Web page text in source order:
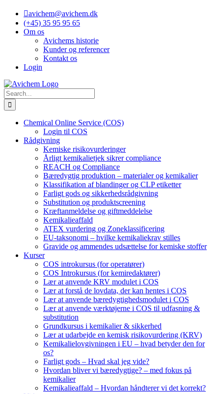
Skip
content
avichem@avichem.dk
(+45) 35 95 95 65
Om os
Avichems historie
Kunder og referencer
Kontakt os
Login
Search
for:
Chemical Online Service (COS)
Login til COS
Rådgivning
Kemiske risikovurderinger
Årligt kemikalietjek sikrer compliance
REACH og Compliance
Bæredygtig produktion – materialer og kemikalier
Klassifikation af blandinger og CLP etiketter
Farligt gods og sikkerhedsrådgivning
Substitution og produktscreening
Kræftanmeldelse og giftmeddelelse
Kemikalieaffald
ATEX vurdering og Zoneklassificering
EU-taksonomi – hvilke kemikaliekrav stilles
Gravide og ammendes udsættelse for kemiske stoffer
Kurser
COS introkursus (for operatører)
COS Introkursus (for kemiredaktører)
Lær at anvende KRV modulet i COS
Lær at forstå de lovdata, der kan hentes i COS
Lær at anvende bæredygtighedsmodulet i COS
Lær at anvende værktøjerne i COS til udfasning &
substitution
Grundkursus i kemikalier & sikkerhed
Lær at udarbejde en kemisk risikovurdering (KRV)
Kemikalielovgivningen i EU – hvad betyder den for
os?
Farligt gods – Hvad skal jeg vide?
Hvordan bliver vi bæredygtige? – med fokus på
kemikalier
Kemikalieaffald – Hvordan håndterer vi det korrekt?